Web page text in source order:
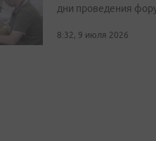
дни проведения
8:32, 9 июля 2026